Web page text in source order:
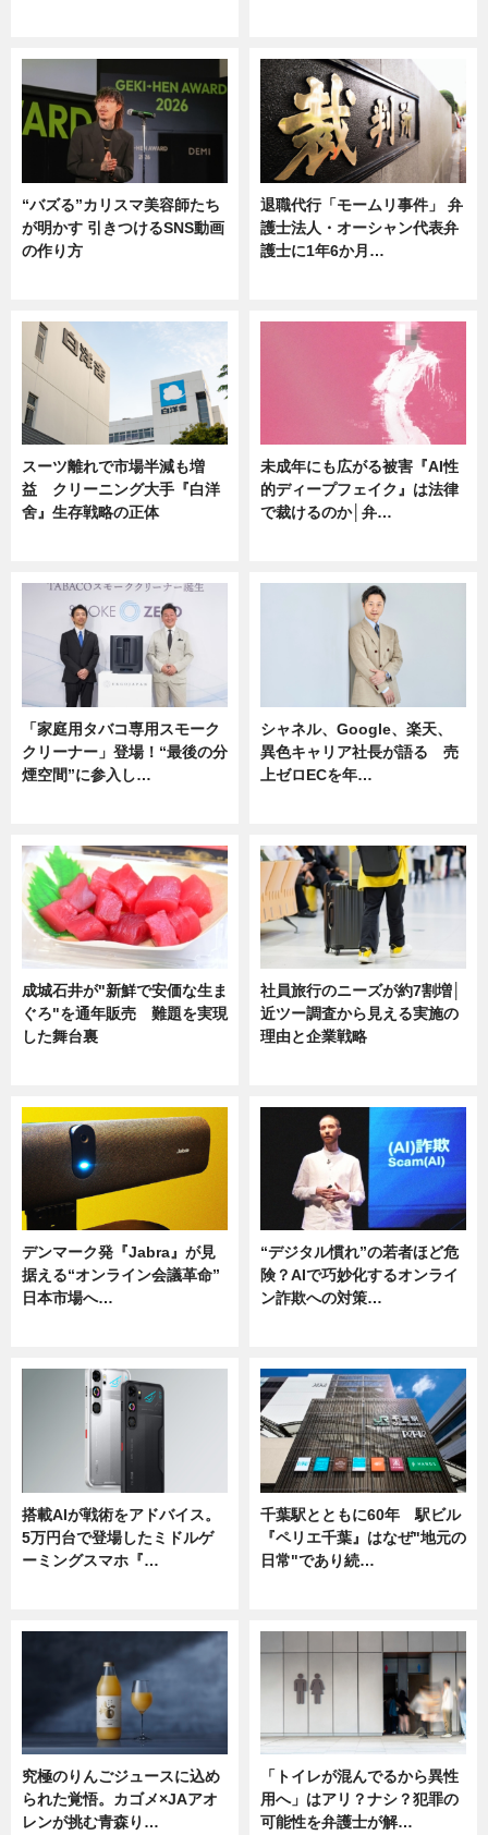
“バズる”カリスマ美容師たち
が明かす 引きつけるSNS動画
の作り方
退職代行「モームリ事件」 弁
護士法人・オーシャン代表弁
護士に1年6か月…
スーツ離れで市場半減も増
益 クリーニング大手『白洋
舍』生存戦略の正体
未成年にも広がる被害『AI性
的ディープフェイク』は法律
で裁けるのか│弁…
「家庭用タバコ専用スモーク
クリーナー」登場！“最後の分
煙空間”に参入し…
シャネル、Google、楽天、
異色キャリア社長が語る 売
上ゼロECを年…
成城石井が"新鮮で安価な生ま
ぐろ"を通年販売 難題を実現
した舞台裏
社員旅行のニーズが約7割増│
近ツー調査から見える実施の
理由と企業戦略
デンマーク発『Jabra』が見
据える“オンライン会議革命”
日本市場へ…
“デジタル慣れ”の若者ほど危
険？AIで巧妙化するオンライ
ン詐欺への対策…
搭載AIが戦術をアドバイス。
5万円台で登場したミドルゲ
ーミングスマホ『…
千葉駅とともに60年 駅ビル
『ペリエ千葉』はなぜ"地元の
日常"であり続…
究極のりんごジュースに込め
られた覚悟。カゴメ×JAアオ
レンが挑む青森り…
「トイレが混んでるから異性
用へ」はアリ？ナシ？犯罪の
可能性を弁護士が解…